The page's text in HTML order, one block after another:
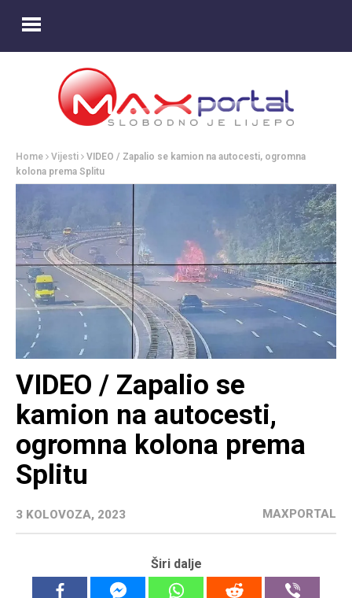
Home Vijesti
VIDEO / Zapalio se kamion na autocesti, ogromna
kolona prema Splitu
VIDEO / Zapalio se
kamion na autocesti,
ogromna kolona prema
Splitu
3 KOLOVOZA, 2023 MAXPORTAL
Širi dalje